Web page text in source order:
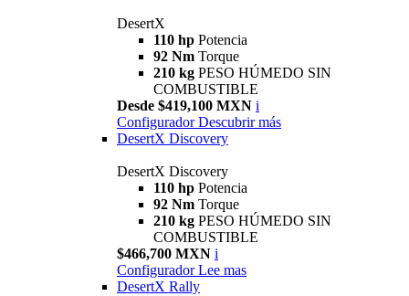
DesertX
110 hp Potencia
92 Nm Torque
210 kg PESO HÚMEDO SIN
COMBUSTIBLE
Desde $419,100 MXN i
Configurador Descubrir más
DesertX Discovery
DesertX Discovery
110 hp Potencia
92 Nm Torque
210 kg PESO HÚMEDO SIN
COMBUSTIBLE
$466,700 MXN i
Configurador Lee mas
DesertX Rally